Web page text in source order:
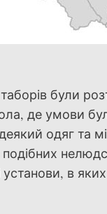
були
де умови
одяг та
установи, в